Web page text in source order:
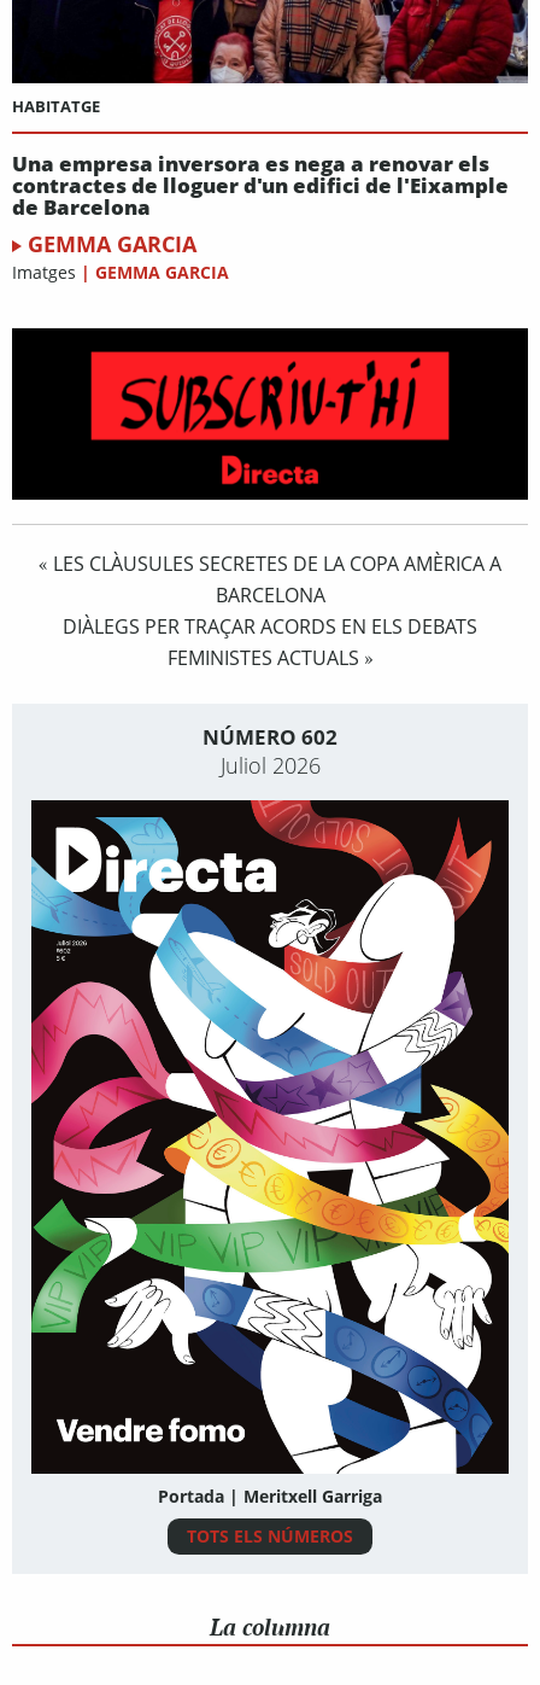
HABITATGE
Una empresa inversora es nega a renovar els
contractes de lloguer d'un edifici de l'Eixample
de Barcelona
GEMMA GARCIA
Imatges | GEMMA GARCIA
« LES CLÀUSULES SECRETES DE LA COPA AMÈRICA A
BARCELONA
DIÀLEGS PER TRAÇAR ACORDS EN ELS DEBATS
FEMINISTES ACTUALS »
NÚMERO 602
Juliol 2026
Portada | Meritxell Garriga
TOTS ELS NÚMEROS
La columna